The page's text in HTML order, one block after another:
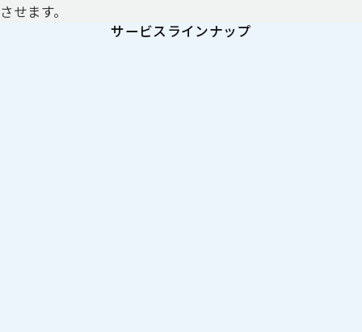
させます。
サービスラインナップ